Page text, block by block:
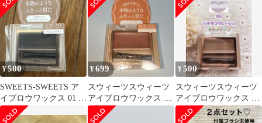
¥500
SWEETS-SWEETS ア
イブロウワックス 01 ア
ッシュブラウン
¥699
スウィーツスウィーツ
アイブロウワックス 06
オレンジブラウン
¥500
スウィーツスウィーツ
アイブロウワックス 05
シナモングレージュ